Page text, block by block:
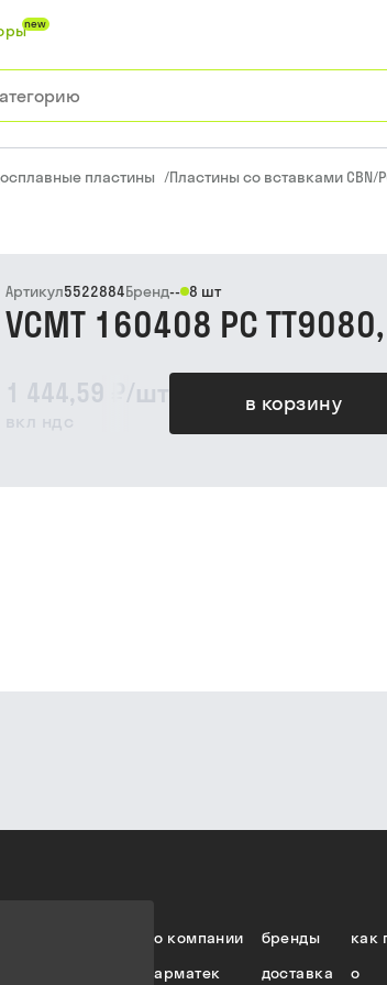
new
пластины /Пластины со вставками CBN/
1 444,59 ₽ /шт
вкл ндс
в корзину
Артикул5522884Бренд-- 8 шт
VCMT 160408 PC
как
бренды
о компании
о
доставка
арматек